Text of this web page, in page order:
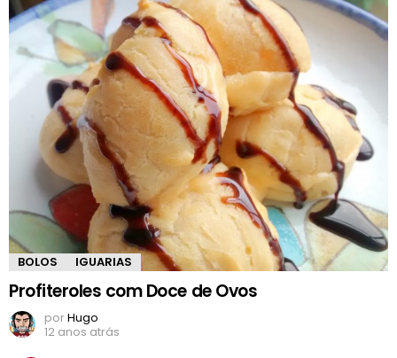
BOLOS IGUARIAS
Profiteroles com Doce de Ovos
porHugo
12 anos atrás